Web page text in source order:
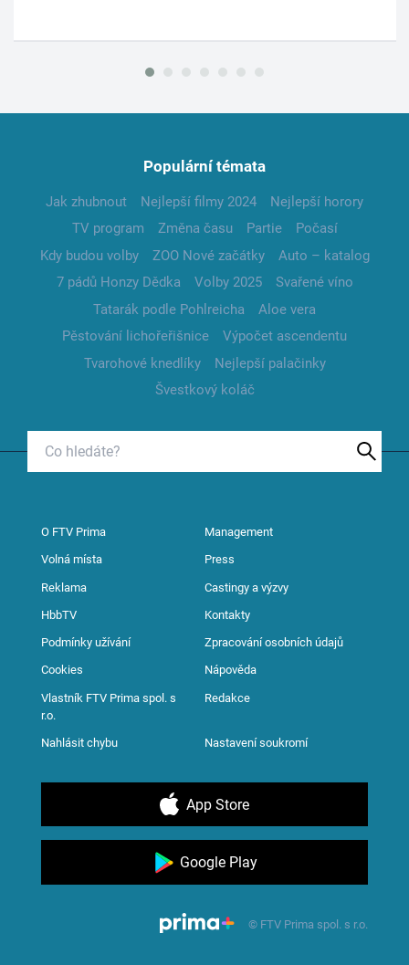
Populární témata
Jak zhubnout Nejlepší filmy 2024
Nejlepší horory
TV program
Změna času Partie
Počasí
Kdy budou volby
ZOO Nové začátky
Auto – katalog
7 pádů Honzy Dědka
Volby 2025
Svařené víno
Tatarák podle Pohlreicha
Aloe vera
Pěstování lichořeřišnice
Výpočet ascendentu
Tvarohové knedlíky
Nejlepší palačinky
Švestkový koláč
O FTV Prima Management
Volná místa Press
Reklama Castingy a výzvy
HbbTV Kontakty
Podmínky užívání Zpracování osobních údajů
Cookies Nápověda
Vlastník FTV Prima spol. s
r.o.
Redakce
Nahlásit chybu Nastavení soukromí
App Store
Google Play
© FTV Prima spol. s r.o.